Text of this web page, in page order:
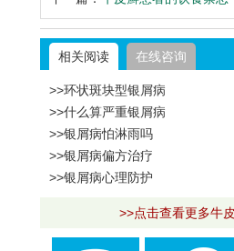
相关阅读 在线咨询
>>环状斑块型银屑病
>>什么算严重银屑病
>>银屑病怕淋雨吗
>>银屑病偏方治疗
>>银屑病心理防护
>>点击查看更多牛